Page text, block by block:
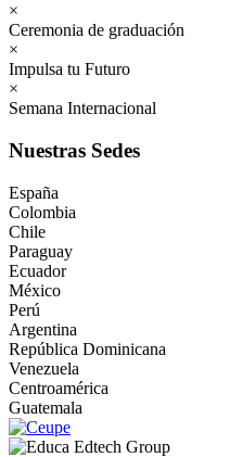
×
Ceremonia de graduación
×
Impulsa tu Futuro
×
Semana Internacional
Nuestras Sedes
España
Colombia
Chile
Paraguay
Ecuador
México
Perú
Argentina
República Dominicana
Venezuela
Centroamérica
Guatemala